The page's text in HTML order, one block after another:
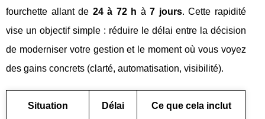
fourchette allant de 24 à 72 h à7 jours. Cette rapidité
vise un objectif simple : réduire le délai entre la décision
de moderniser votre gestion et le moment où vous voyez
des gains concrets (clarté, automatisation, visibilité).
Situation
Délai
Ce que cela inclut